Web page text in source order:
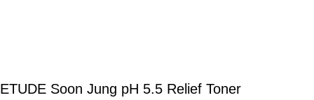
ETUDE Soon Jung pH 5.5 Relief Toner